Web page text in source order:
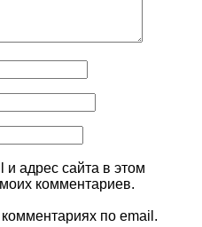
адрес сайта в этом
комментариев.
по email.